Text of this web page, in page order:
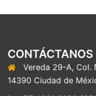
CONTÁCTANOS
Vereda 29-A, Col.
14390 Ciudad de